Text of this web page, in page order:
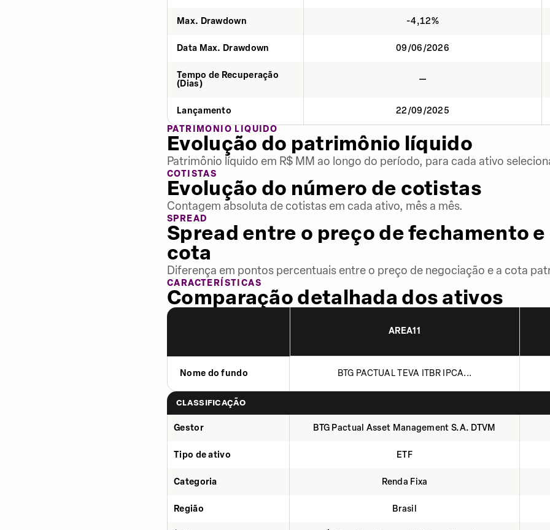
Max. Drawdown -4,12%
Data Max. Drawdown 09/06/2026
Tempo de Recuperação
(Dias)
—
Lançamento 22/09/2025
PATRIMÔNIO LÍQUIDO
Evolução do patrimônio líquido
Patrimônio líquido em R$ MM ao longo do período, para cada ativo
COTISTAS
Evolução do número de cotistas
Contagem absoluta de cotistas em cada ativo, mês a mês.
SPREAD
Spread entre o preço de fechamento
cota
Diferença em pontos percentuais entre o preço de negociação e a cota
CARACTERÍSTICAS
Comparação detalhada dos ativos
AREA11
Nome do fundo BTG PACTUAL TEVA ITBR IPCA...
CLASSIFICAÇÃO
Gestor BTG Pactual Asset Management S.A. DTVM
Tipo de ativo ETF
Categoria Renda Fixa
Região Brasil